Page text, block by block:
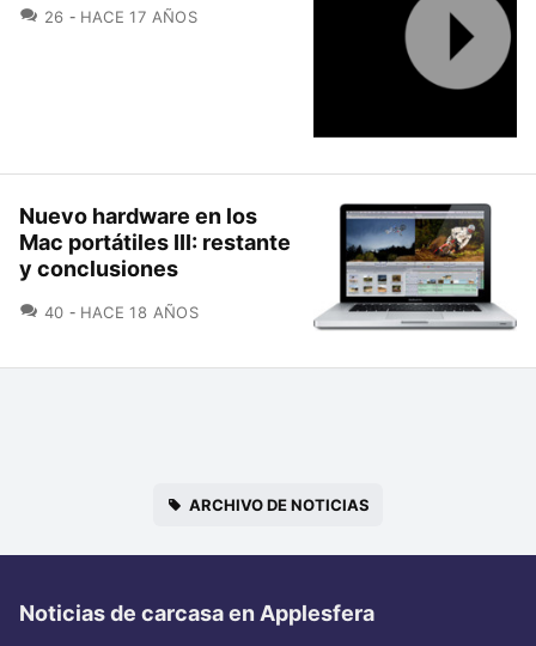
26 COMENTARIOS
HACE 17 AÑOS
Nuevo hardware en los
Mac portátiles III: restante
y conclusiones
40 COMENTARIOS
HACE 18 AÑOS
ARCHIVO DE NOTICIAS
Noticias de carcasa en Applesfera